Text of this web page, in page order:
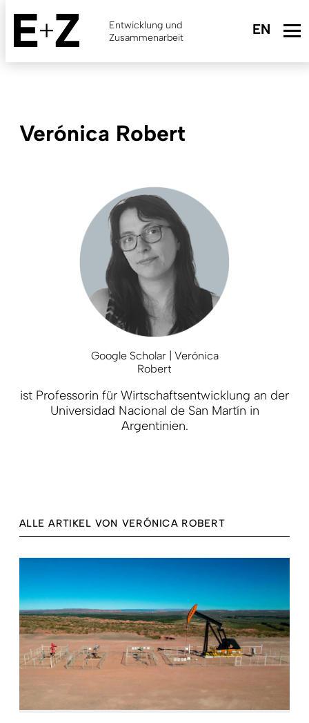
Skip
main
content
Entwicklung und
Zusammenarbeit
Verónica Robert
Google Scholar | Verónica
Robert
ist Professorin für Wirtschaftsentwicklung an der
Universidad Nacional de San Martín in
Argentinien.
ALLE ARTIKEL VON VERÓNICA ROBERT